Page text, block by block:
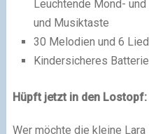
Leuchtende Mond-
und Musiktaste
30 Melodien und 6
Kindersicheres
Hüpft jetzt in den Lostopf:
Wer möchte die kleine